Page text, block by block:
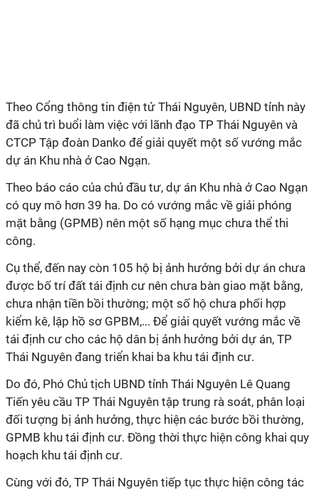
Theo Cổng thông tin điện tử Thái Nguyên, UBND tỉnh này
đã chủ trì buổi làm việc với lãnh đạo TP Thái Nguyên và
CTCP Tập đoàn Danko để giải quyết một số vướng mắc
dự án Khu nhà ở Cao Ngạn.
Theo báo cáo của chủ đầu tư, dự án Khu nhà ở Cao Ngạn
có quy mô hơn 39 ha. Do có vướng mắc về giải phóng
mặt bằng (GPMB) nên một số hạng mục chưa thể thi
công.
Cụ thể, đến nay còn 105 hộ bị ảnh hưởng bởi dự án chưa
được bố trí đất tái định cư nên chưa bàn giao mặt bằng,
chưa nhận tiền bồi thường; một số hộ chưa phối hợp
kiểm kê, lập hồ sơ GPBM,... Để giải quyết vướng mắc về
tái định cư cho các hộ dân bị ảnh hưởng bởi dự án, TP
Thái Nguyên đang triển khai ba khu tái định cư.
Do đó, Phó Chủ tịch UBND tỉnh Thái Nguyên Lê Quang
Tiến yêu cầu TP Thái Nguyên tập trung rà soát, phân loại
đối tượng bị ảnh hưởng, thực hiện các bước bồi thường,
GPMB khu tái định cư. Đồng thời thực hiện công khai quy
hoạch khu tái định cư.
Cùng với đó, TP Thái Nguyên tiếp tục thực hiện công tác